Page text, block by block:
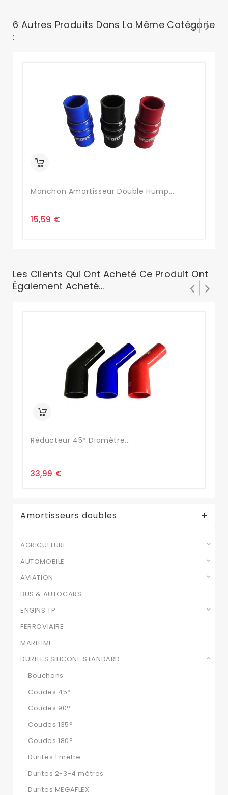
6 Autres Produits Dans La Même Catégorie
:
Manchon Amortisseur Double Hump...
15,59 €
Les Clients Qui Ont Acheté Ce Produit Ont
Également Acheté...
Réducteur 45° Diamètre...
33,99 €
Amortisseurs doubles
AGRICULTURE
AUTOMOBILE
AVIATION
BUS & AUTOCARS
ENGINS TP
FERROVIAIRE
MARITIME
DURITES SILICONE STANDARD
Bouchons
Coudes 45°
Coudes 90°
Coudes 135°
Coudes 180°
Durites 1 mètre
Durites 2-3-4 mètres
Durites MEGAFLEX